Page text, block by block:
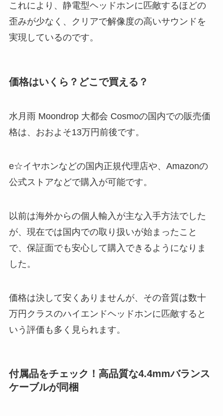
これにより、静電型ヘッドホンに匹敵するほどの
歪みが少なく、クリアで解像度の高いサウンドを
実現しているのです。
価格はいくら？どこで買える？
水月雨 Moondrop 大都会 Cosmoの国内での販売価
格は、おおよそ13万円前後です。
e☆イヤホンなどの国内正規代理店や、Amazonの
公式ストアなどで購入が可能です。
以前は海外からの個人輸入が主な入手方法でした
が、現在では国内での取り扱いが始まったこと
で、保証面でも安心して購入できるようになりま
した。
価格は決して安くありませんが、その音質は数十
万円クラスのハイエンドヘッドホンに匹敵すると
いう評価も多く見られます。
付属品をチェック！高品質な4.4mmバランス
ケーブルが同梱